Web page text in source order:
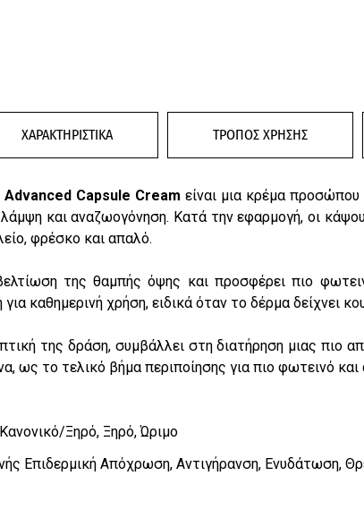
ΧΑΡΑΚΤΗΡΙΣΤΙΚΑ ΤΡΟΠΟΣ ΧΡΗΣΗΣ
Capsule Cream είναι μια κρέμα
και αναζωογόνηση. Κατά την εφαρμογή, οι
φρέσκο και απαλό.
της θαμπής όψης και προσφέρει πιο
για καθημερινή χρήση, ειδικά όταν το δέρμα
της δράση, συμβάλλει στη διατήρηση μιας πιο
ως το τελικό βήμα περιποίησης για πιο φωτεινό
Ξηρό, Ξηρό, Ώριμο
Επιδερμική Απόχρωση, Αντιγήρανση, Ενυδάτωση,